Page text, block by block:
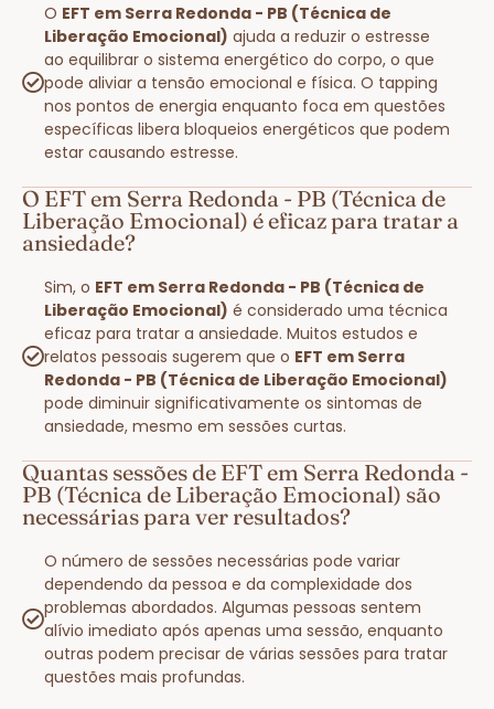
O EFT em Serra Redonda - PB (Técnica de
Liberação Emocional) ajuda a reduzir o estresse
ao equilibrar o sistema energético do corpo, o que
pode aliviar a tensão emocional e física. O tapping
nos pontos de energia enquanto foca em questões
específicas libera bloqueios energéticos que podem
estar causando estresse.
O EFT em Serra Redonda - PB (Técnica de
Liberação Emocional) é eficaz para tratar a
ansiedade?
Sim, o EFT em Serra Redonda - PB (Técnica de
Liberação Emocional) é considerado uma técnica
eficaz para tratar a ansiedade. Muitos estudos e
relatos pessoais sugerem que o EFT em Serra
Redonda - PB (Técnica de Liberação Emocional)
pode diminuir significativamente os sintomas de
ansiedade, mesmo em sessões curtas.
Quantas sessões de EFT em Serra Redonda -
PB (Técnica de Liberação Emocional) são
necessárias para ver resultados?
O número de sessões necessárias pode variar
dependendo da pessoa e da complexidade dos
problemas abordados. Algumas pessoas sentem
alívio imediato após apenas uma sessão, enquanto
outras podem precisar de várias sessões para tratar
questões mais profundas.